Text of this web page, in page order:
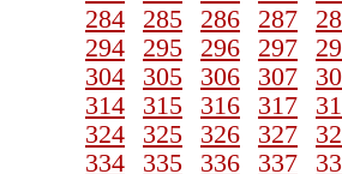
284
285 286 287
294
295 296 297
304
305 306 307
314
315 316 317
324
325 326 327
334
335 336 337